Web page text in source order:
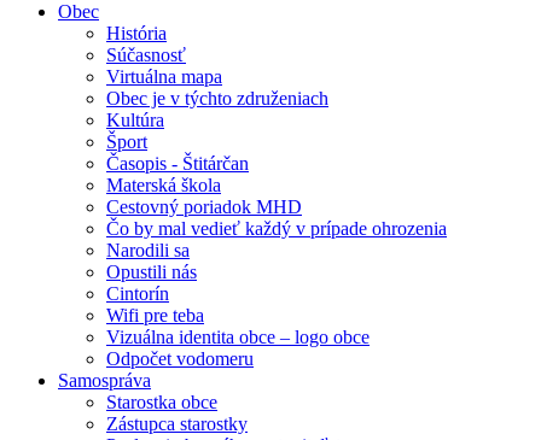
Obec
História
Súčasnosť
Virtuálna mapa
Obec je v týchto združeniach
Kultúra
Šport
Časopis - Štitárčan
Materská škola
Cestovný poriadok MHD
Čo by mal vedieť každý v prípade ohrozenia
Narodili sa
Opustili nás
Cintorín
Wifi pre teba
Vizuálna identita obce – logo obce
Odpočet vodomeru
Samospráva
Starostka obce
Zástupca starostky